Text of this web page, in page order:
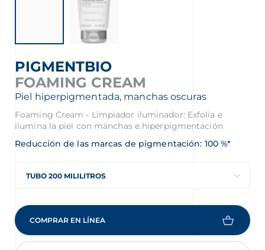
PIGMENTBIO
FOAMING CREAM
Piel hiperpigmentada, manchas oscuras
Foaming Cream - Limpiador iluminador: Exfolia e
ilumina la piel con manchas e hiperpigmentación
Reducción de las marcas de pigmentación: 100 %*
TUBO 200 MILILITROS
COMPRAR EN LÍNEA